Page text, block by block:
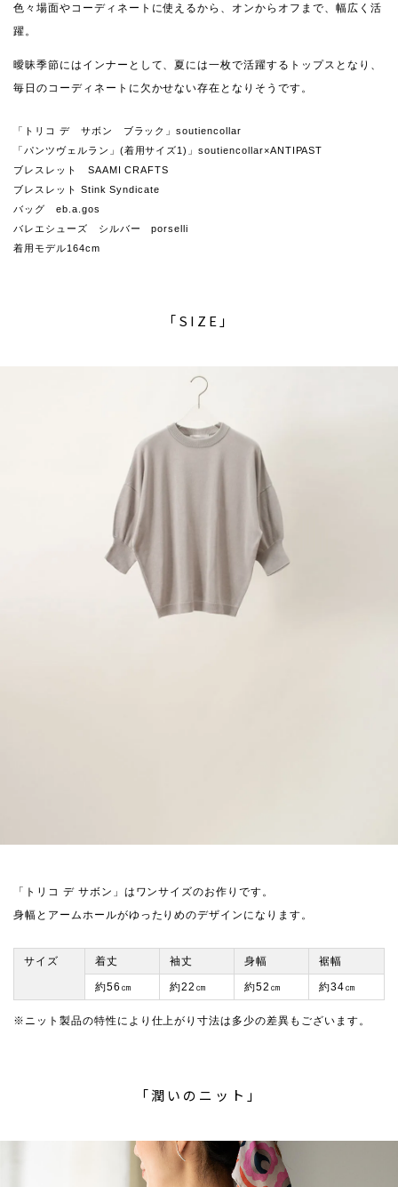
色々場面やコーディネートに使えるから、オンからオフまで、幅広く活
躍。
曖昧季節にはインナーとして、夏には一枚で活躍するトップスとなり、
毎日のコーディネートに欠かせない存在となりそうです。
「トリコ デ サボン ブラック」soutiencollar
「パンツヴェルラン」(着用サイズ1)」soutiencollar×ANTIPAST
ブレスレット SAAMI CRAFTS
ブレスレット Stink Syndicate
バッグ eb.a.gos
バレエシューズ シルバー porselli
着用モデル164cm
「SIZE」
「トリコ デ サボン」はワンサイズのお作りです。
身幅とアームホールがゆったりめのデザインになります。
サイズ 着丈 袖丈 身幅 裾幅
約56㎝ 約22㎝ 約52㎝ 約34㎝
※ニット製品の特性により仕上がり寸法は多少の差異もございます。
「潤いのニット」